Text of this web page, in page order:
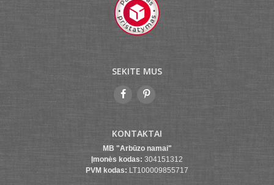
SEKITE MUS
KONTAKTAI
MB "Arbūzo namai"
Įmonės kodas: 304151312
PVM kodas: LT100009855717